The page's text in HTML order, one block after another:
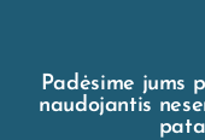
Padėsime jums
naudojantis